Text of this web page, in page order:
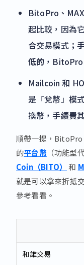
BitoPro、
起比較，因為
合交易模式；
低的 ，
Mailcoin 和
是「兌幣」模
換幣，手續費
順帶一提，BitoPro
的平台幣 （功能型
Coin（BITO）
和
就是可以拿來折抵
參考看看。
和誰交易